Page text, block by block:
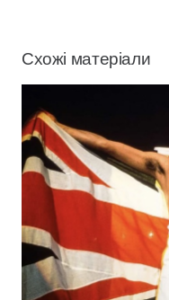
Схожі матеріали